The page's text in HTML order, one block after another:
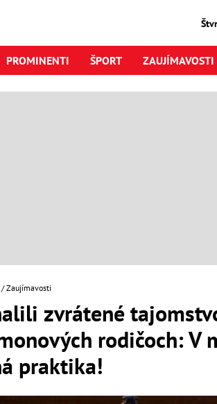
PROMINENTI ŠPORT ZAUJÍMAVOSTI
Zaujímavosti
zvrátené
rodičoch: V
praktika!